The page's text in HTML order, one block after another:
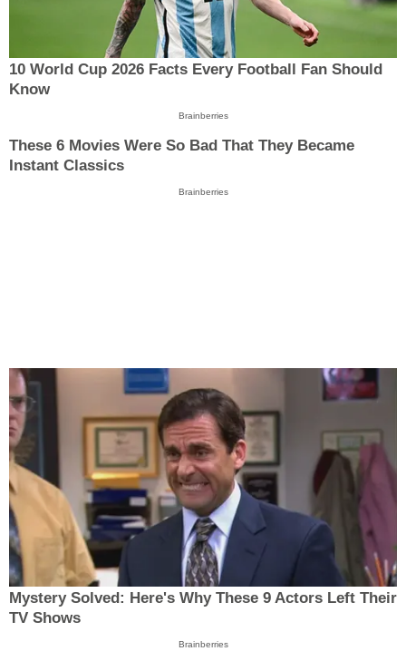
10 World Cup 2026 Facts Every Football Fan Should
Know
Brainberries
These 6 Movies Were So Bad That They Became
Instant Classics
Brainberries
Mystery Solved: Here's Why These 9 Actors Left Their
TV Shows
Brainberries